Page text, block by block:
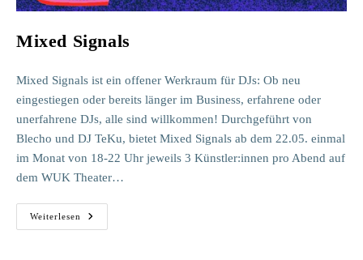
Mixed Signals
Mixed Signals ist ein offener Werkraum für DJs: Ob neu
eingestiegen oder bereits länger im Business, erfahrene oder
unerfahrene DJs, alle sind willkommen! Durchgeführt von
Blecho und DJ TeKu, bietet Mixed Signals ab dem 22.05. einmal
im Monat von 18-22 Uhr jeweils 3 Künstler:innen pro Abend auf
dem WUK Theater…
Weiterlesen
Mixed
Signals